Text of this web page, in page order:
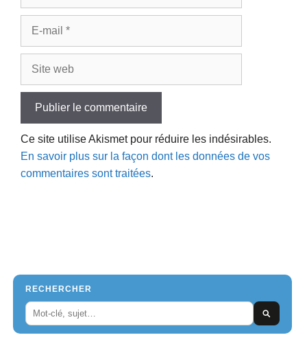
Ce site utilise Akismet pour réduire les indésirables.
En savoir plus sur la façon dont les données de vos
commentaires sont traitées.
RECHERCHER